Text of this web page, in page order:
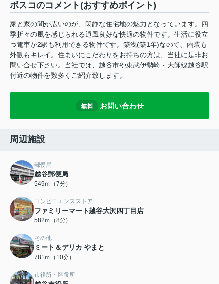
ボスコのコメント(おすすめポイント)
家と家の間が広いのが、閑静な住宅地の魅力となっています。四
季折々の風を感じられる通風良好な快適の物件です。生活に役立
つ電車が2駅も利用できる物件です。築浅(築1年)なので、内装も
外観もキレイ。住まいにこだわりをお持ちの方は、当社に是非お
問い合せ下さい。当社では、越谷市や東武伊勢崎・大師線越谷駅
付近の物件を数多くご紹介致します。
無料 お問い合わせ
周辺施設
郵便局
越谷郵便局
549ｍ（7分）
コンビニエンスストア
ファミリーマート越谷大沢四丁目店
582ｍ（8分）
その他
ミート＆デリカ やまと
781ｍ（10分）
市役所・区役所